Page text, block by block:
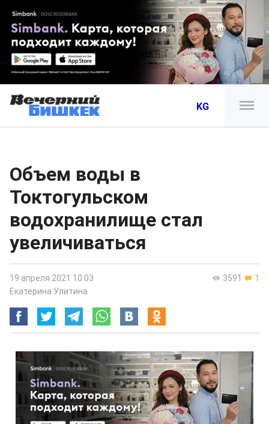
KG
Объем воды в
Токтогульском
водохранилище стал
увеличиваться
3591 1
19 апреля 2021 10:03
Екатерина Улитина